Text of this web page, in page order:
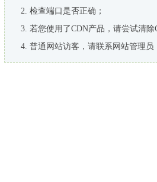
检查端口是否正确；
若您使用了CDN产品，请尝试清除
普通网站访客，请联系网站管理员